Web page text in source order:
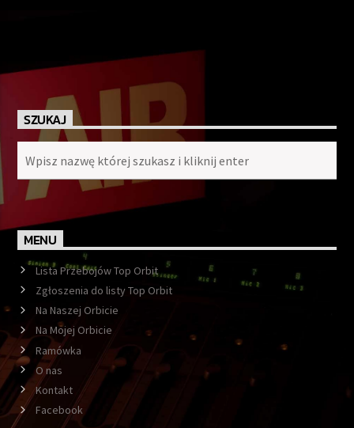
SZUKAJ
MENU
Lista Przebojów Top Orbit
Zgłoszenia do listy Top Orbit
Na Naszej Orbicie
Na Mojej Orbicie
Ramówka
O nas
Kontakt
Facebook